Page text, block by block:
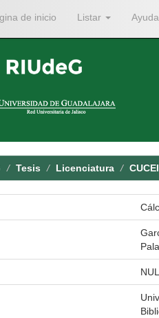
de inicio Listar Ayuda
Tesis Licenciatura CUCEI